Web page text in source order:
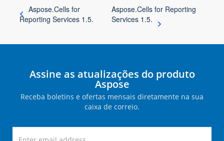
Aspose.Cells for
Reporting Services 1.5.
Aspose.Cells for Reporting
Services 1.5.
Assine as atualizações do produto
Aspose
Receba boletins e ofertas mensais diretamente na sua
caixa de correio.